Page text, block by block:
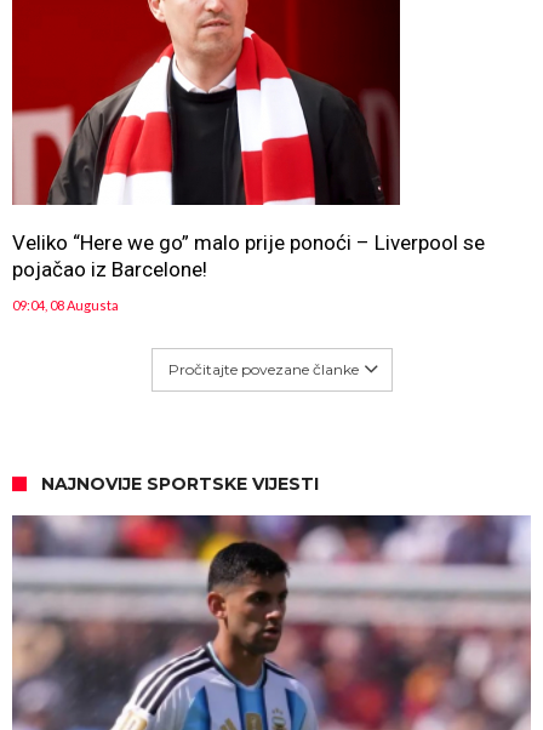
Veliko “Here we go” malo prije ponoći – Liverpool se
pojačao iz Barcelone!
09:04, 08 Augusta
Pročitajte povezane članke
NAJNOVIJE SPORTSKE VIJESTI